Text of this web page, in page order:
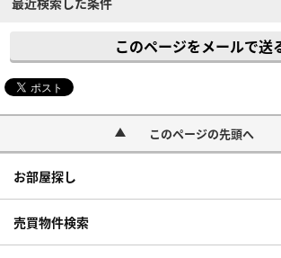
このページをメールで送
このページの先頭へ
お部屋探し
売買物件検索